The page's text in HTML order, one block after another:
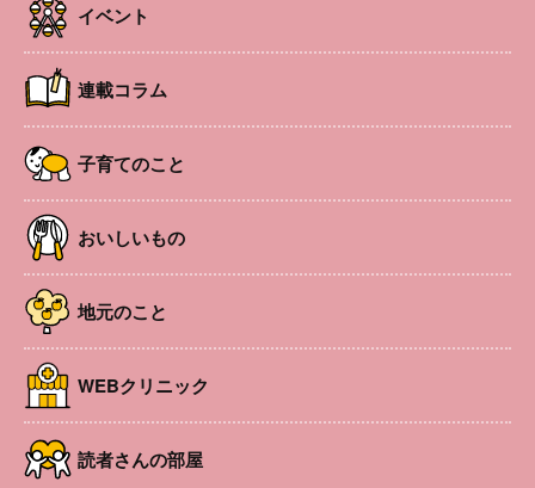
イベント
連載コラム
子育てのこと
おいしいもの
地元のこと
WEBクリニック
読者さんの部屋
安曇野 イベント 子連れOK
ぱおぱおのおうち「こちょこちょサ
ロン」
心と体を育てる楽しい子育て講座
開催日 2026年4月20日
時間
10:30〜(開館時間9:30〜12:30 午後6時まで会員さ
場所
1363-1
参加費 会員0円、非会員300円
対象者 未就園児と保護者
講師・出演